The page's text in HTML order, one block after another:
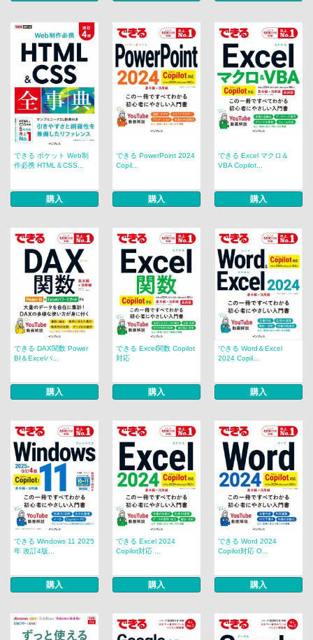
できる ポケット Web制
作必携 HTML＆CSS...
購入
できる PowerPoint 2024
Copil...
購入
できる Excel マクロ＆
VBA Copilot...
購入
できる DAX関数 Power
BI＆Excelパ...
購入
できる Excel関数 Copilot
対応
購入
できる Word＆Excel
2024 Copil...
購入
できる Windows 11 2025
年 改訂4版...
購入
できる Excel 2024
Copilot対応 ...
購入
できる Word 2024
Copilot対応 O...
購入